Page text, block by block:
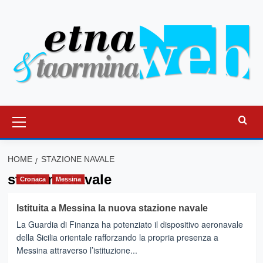
principale
HOME STAZIONE NAVALE
stazione navale
Cronaca Messina
Istituita a Messina la nuova stazione navale
La Guardia di Finanza ha potenziato il dispositivo aeronavale
della Sicilia orientale rafforzando la propria presenza a
Messina attraverso l’istituzione...